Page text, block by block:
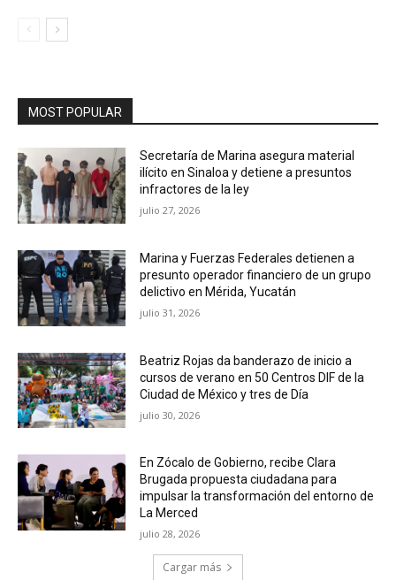
MOST POPULAR
Secretaría de Marina asegura material
ilícito en Sinaloa y detiene a presuntos
infractores de la ley
julio 27, 2026
Marina y Fuerzas Federales detienen a
presunto operador financiero de un grupo
delictivo en Mérida, Yucatán
julio 31, 2026
Beatriz Rojas da banderazo de inicio a
cursos de verano en 50 Centros DIF de la
Ciudad de México y tres de Día
julio 30, 2026
En Zócalo de Gobierno, recibe Clara
Brugada propuesta ciudadana para
impulsar la transformación del entorno de
La Merced
julio 28, 2026
Cargar más